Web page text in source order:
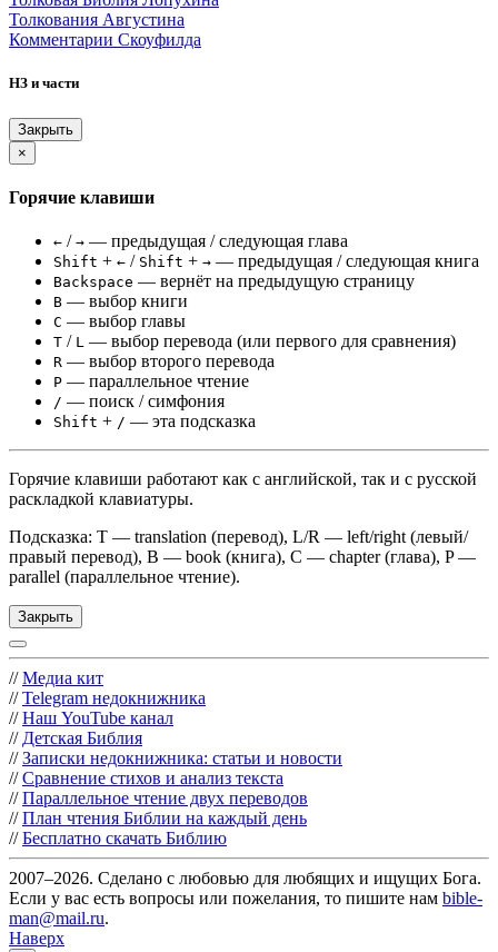
Толкования Августина
Комментарии Скоуфилда
НЗ и части
Закрыть
×
Горячие клавиши
← / → — предыдущая / следующая глава
Shift + ← / Shift + → — предыдущая / следующая книга
Backspace — вернёт на предыдущую страницу
B — выбор книги
C — выбор главы
T / L — выбор перевода (или первого для сравнения)
R — выбор второго перевода
P — параллельное чтение
/ — поиск / симфония
Shift + / — эта подсказка
Горячие клавиши работают как с английской, так и с русской
раскладкой клавиатуры.
Подсказка: T — translation (перевод), L/R — left/right (левый/
правый перевод), B — book (книга), C — chapter (глава), P —
parallel (параллельное чтение).
Закрыть
// Медиа кит
// Telegram недокнижника
// Наш YouTube канал
// Детская Библия
// Записки недокнижника: статьи и новости
// Сравнение стихов и анализ текста
// Параллельное чтение двух переводов
// План чтения Библии на каждый день
// Бесплатно скачать Библию
2007–2026. Сделано с любовью для любящих и ищущих Бога.
Если у вас есть вопросы или пожелания, то пишите нам bible-
man@mail.ru.
Наверх